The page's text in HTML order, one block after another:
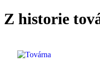
Z historie